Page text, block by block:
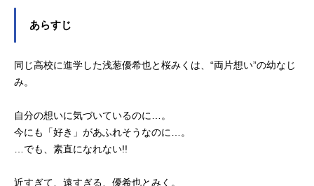
あらすじ
同じ高校に進学した浅葱優希也と桜みくは、“両片想い”の幼なじ
み。
自分の想いに気づいているのに…。
今にも「好き」があふれそうなのに…。
…でも、素直になれない!!
近すぎて、遠すぎる、優希也とみく。